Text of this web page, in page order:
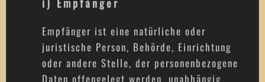
Empfänger ist eine natürliche oder
juristische Person, Behörde, Einrichtung
oder andere Stelle, der personenbezogene
Daten offengelegt werden, unabhängig